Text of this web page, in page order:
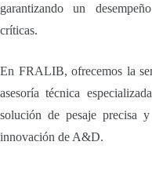
garantizando un
críticas.
En FRALIB, ofrecemos la
asesoría técnica
solución de pesaje precisa
innovación de A&D.